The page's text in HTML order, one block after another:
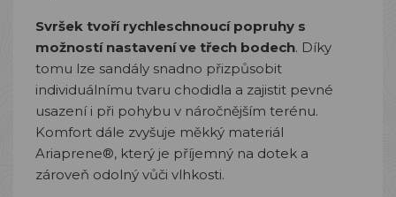
Svršek tvoří rychleschnoucí popruhy s
možností nastavení ve třech bodech. Díky
tomu lze sandály snadno přizpůsobit
individuálnímu tvaru chodidla a zajistit pevné
usazení i při pohybu v náročnějším terénu.
Komfort dále zvyšuje měkký materiál
Ariaprene®, který je příjemný na dotek a
zároveň odolný vůči vlhkosti.